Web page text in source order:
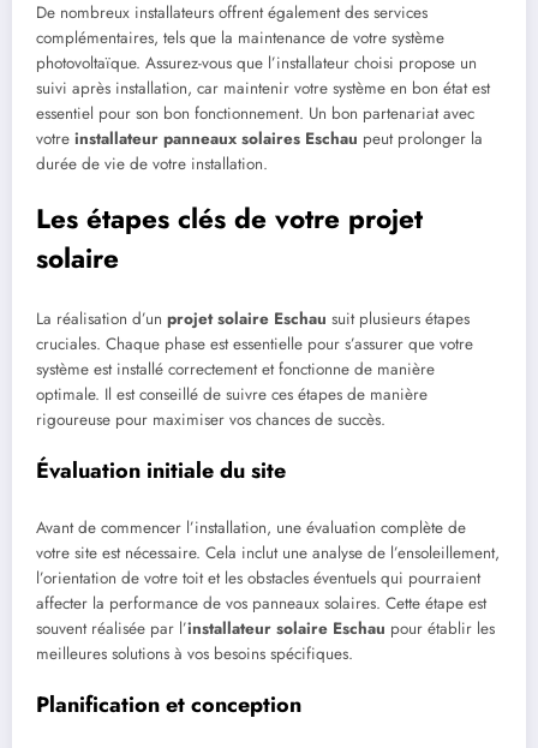
De nombreux installateurs offrent également des services
complémentaires, tels que la maintenance de votre système
photovoltaïque. Assurez-vous que l’installateur choisi propose un
suivi après installation, car maintenir votre système en bon état est
essentiel pour son bon fonctionnement. Un bon partenariat avec
votre installateur panneaux solaires Eschau peut prolonger la
durée de vie de votre installation.
Les étapes clés de votre projet
solaire
La réalisation d’un projet solaire Eschau suit plusieurs étapes
cruciales. Chaque phase est essentielle pour s’assurer que votre
système est installé correctement et fonctionne de manière
optimale. Il est conseillé de suivre ces étapes de manière
rigoureuse pour maximiser vos chances de succès.
Évaluation initiale du site
Avant de commencer l’installation, une évaluation complète de
votre site est nécessaire. Cela inclut une analyse de l’ensoleillement,
l’orientation de votre toit et les obstacles éventuels qui pourraient
affecter la performance de vos panneaux solaires. Cette étape est
souvent réalisée par l’installateur solaire Eschau pour établir les
meilleures solutions à vos besoins spécifiques.
Planification et conception